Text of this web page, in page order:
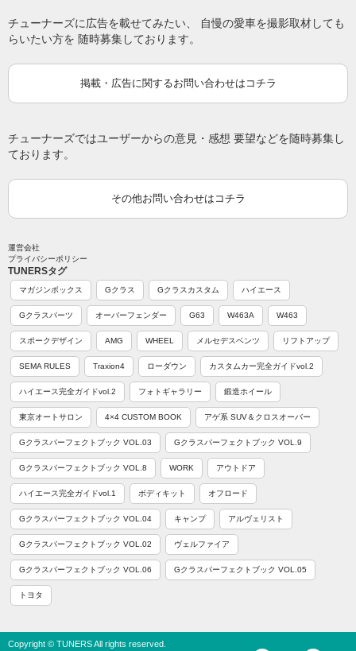
チューナーズに広告を載せてみたい、 自慢の愛車を撮影取材しても
らいたい方を 随時募集しております。
掲載・広告に関するお問い合わせはコチラ
チューナーズではユーザーからの意見・感想 要望などを随時募集し
ております。
その他お問い合わせはコチラ
運営会社
プライバシーポリシー
TUNERSタグ
マガジンボックス Gクラス Gクラスカスタム ハイエース
Gクラスパーツ オーバーフェンダー G63 W463A W463
スポークデザイン AMG WHEEL メルセデスベンツ リフトアップ
SEMA RULES Traxion4 ローダウン カスタムカー完全ガイドvol.2
ハイエース完全ガイドvol.2 フォトギャラリー 鍛造ホイール
東京オートサロン 4×4 CUSTOM BOOK アゲ系 SUV＆クロスオーバー
Gクラスパーフェクトブック VOL.03 Gクラスパーフェクトブック VOL.9
Gクラスパーフェクトブック VOL.8 WORK アウトドア
ハイエース完全ガイドvol.1 ボディキット オフロード
Gクラスパーフェクトブック VOL.04 キャンプ アルヴェリスト
Gクラスパーフェクトブック VOL.02 ヴェルファイア
Gクラスパーフェクトブック VOL.06 Gクラスパーフェクトブック VOL.05
トヨタ
Copyright © TUNERS All rights reserved.